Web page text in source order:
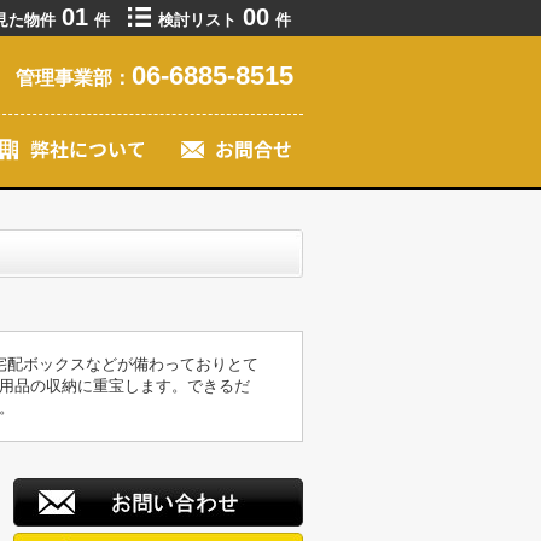
た物件 01 件 検討リスト 00 件
管理事業部： 06-6885-8515
ボックスなどが備わっておりとて
品の収納に重宝します。できるだ